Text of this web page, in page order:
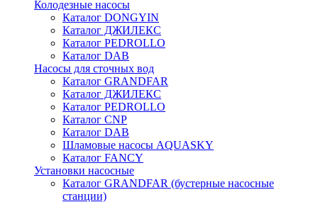
Колодезные насосы
Каталог DONGYIN
Каталог ДЖИЛЕКС
Каталог PEDROLLO
Каталог DAB
Насосы для сточных вод
Каталог GRANDFAR
Каталог ДЖИЛЕКС
Каталог PEDROLLO
Каталог CNP
Каталог DAB
Шламовые насосы AQUASKY
Каталог FANCY
Установки насосные
Каталог GRANDFAR (бустерные насосные
станции)